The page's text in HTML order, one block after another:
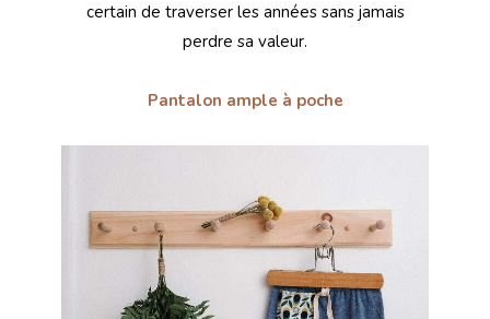
certain de traverser les années sans jamais
perdre sa valeur.
Pantalon ample à poche